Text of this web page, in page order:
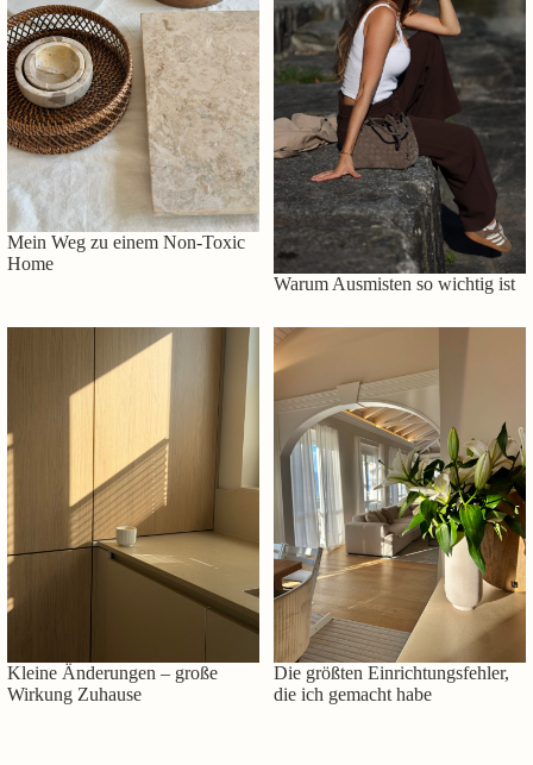
Mein Weg zu einem Non-Toxic
Home
Warum Ausmisten so wichtig ist
Kleine Änderungen – große
Wirkung Zuhause
Die größten Einrichtungsfehler,
die ich gemacht habe